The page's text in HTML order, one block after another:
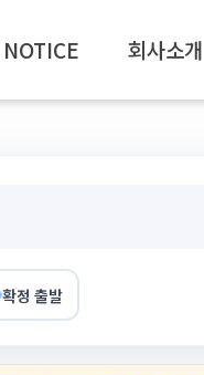
NOTICE 회사소개
확정 출발